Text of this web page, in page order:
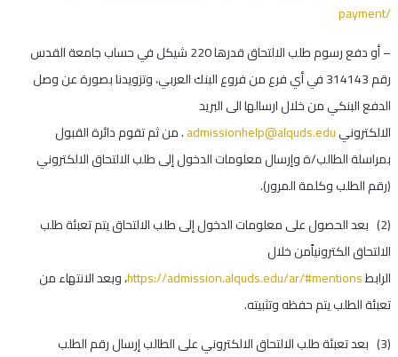
payment/
– أو دفع رسوم طلب الالتحاق قدرها220شيكل في حساب جامعة القدس
رقم 314143 في أي فرع من فروع البنك العربي، وتزويدنا بصورة عن وصل
الدفع البنكي من خلال ارسالها الى البريد
الالكترونيadmissionhelp@alquds.edu. من ثم تقوم دائرة القبول
بمراسلة الطالب/ة وإرسال معلومات الدخول إلى طلب الالتحاق الالكتروني
(رقم الطلب وكلمة المرور).
(2) بعد الحصول على معلومات الدخول إلى طلب الالتحاق يتم تعبئة طلب
الالتحاق الكترونياًمن خلال
الرابطhttps://admission.alquds.edu/ar/#mentions، وبعد الانتهاء من
تعبئة الطلب يتم حفظه وتثبيته.
(3) بعد تعبئة طلب الالتحاق الالكتروني على الطالب إرسال رقم الطلب